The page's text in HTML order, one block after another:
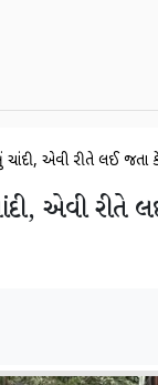
ચાંદી, એવી રીતે લઈ
એવી રીતે